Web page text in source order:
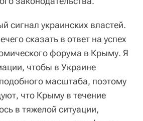
сигнал украинских властей.
сказать в ответ на успех
форума в Крыму. Я
чтобы в Украине
масштаба, поэтому
что Крыму в течение
в тяжелой ситуации,